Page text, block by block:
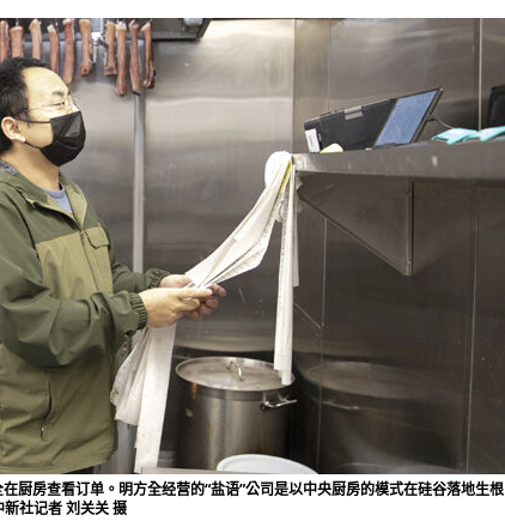
厨房查看订单。明方全经营的“盐语”公司是以中央厨房的模式在硅谷落地生根
社记者 刘关关 摄